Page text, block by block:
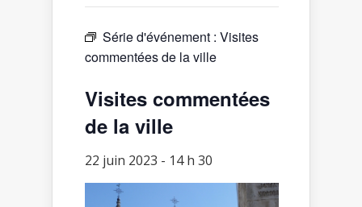
Série d'événement : Visites
commentées de la ville
Visites commentées
de la ville
22 juin 2023 - 14 h 30